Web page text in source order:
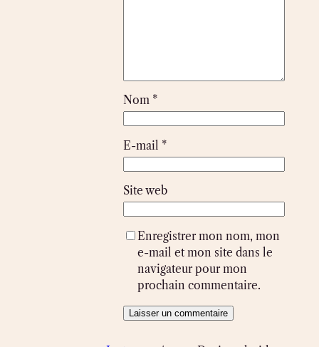
Nom *
E-mail *
Site web
Enregistrer mon nom, mon
e-mail et mon site dans le
navigateur pour mon
prochain commentaire.